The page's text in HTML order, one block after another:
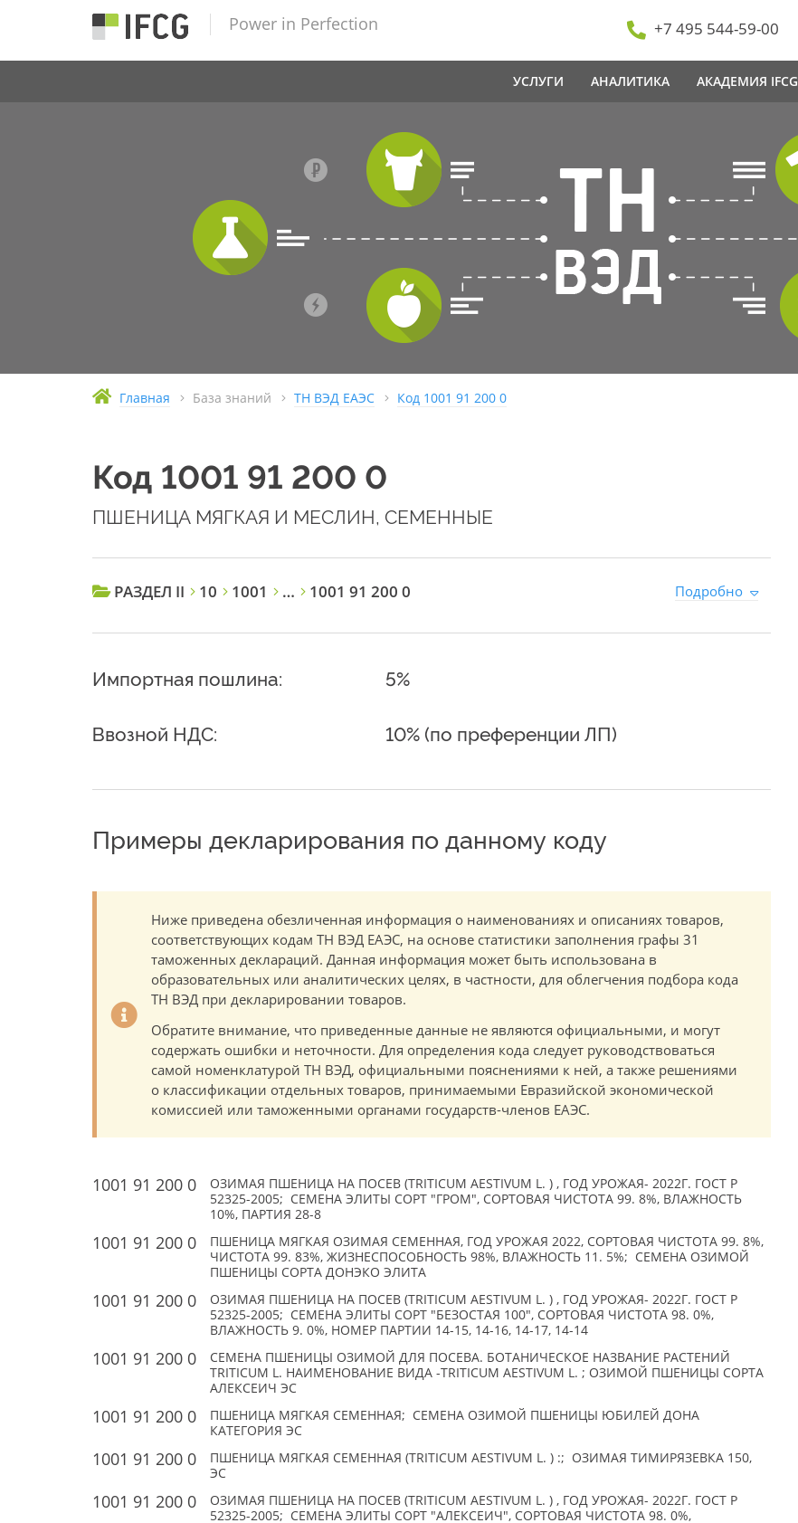
Power in Perfection +7 495 544-59-00
УСЛУГИ АНАЛИТИКА АКАДЕМИЯ IFCG
Главная База знаний ТН ВЭД ЕАЭС Код 1001 91 200 0
Код 1001 91 200 0
ПШЕНИЦА МЯГКАЯ И МЕСЛИН, СЕМЕННЫЕ
РАЗДЕЛ II 10 1001 … 1001 91 200 0 Подробно
Импортная пошлина: 5%
Ввозной НДС: 10% (по преференции ЛП)
Примеры декларирования по данному коду
Ниже приведена обезличенная информация о наименованиях и описаниях товаров,
соответствующих кодам ТН ВЭД ЕАЭС, на основе статистики заполнения графы 31
таможенных деклараций. Данная информация может быть использована в
образовательных или аналитических целях, в частности, для облегчения подбора кода
ТН ВЭД при декларировании товаров.
Обратите внимание, что приведенные данные не являются официальными, и могут
содержать ошибки и неточности. Для определения кода следует руководствоваться
самой номенклатурой ТН ВЭД, официальными пояснениями к ней, а также решениями
о классификации отдельных товаров, принимаемыми Евразийской экономической
комиссией или таможенными органами государств-членов ЕАЭС.
1001 91 200 0
ОЗИМАЯ ПШЕНИЦА НА ПОСЕВ (TRITICUM AESTIVUM L. ) , ГОД УРОЖАЯ- 2022Г. ГОСТ Р
52325-2005; СЕМЕНА ЭЛИТЫ СОРТ "ГРОМ", СОРТОВАЯ ЧИСТОТА 99. 8%, ВЛАЖНОСТЬ
10%, ПАРТИЯ 28-8
1001 91 200 0
ПШЕНИЦА МЯГКАЯ ОЗИМАЯ СЕМЕННАЯ, ГОД УРОЖАЯ 2022, СОРТОВАЯ ЧИСТОТА 99. 8%,
ЧИСТОТА 99. 83%, ЖИЗНЕСПОСОБНОСТЬ 98%, ВЛАЖНОСТЬ 11. 5%; СЕМЕНА ОЗИМОЙ
ПШЕНИЦЫ СОРТА ДОНЭКО ЭЛИТА
1001 91 200 0
ОЗИМАЯ ПШЕНИЦА НА ПОСЕВ (TRITICUM AESTIVUM L. ) , ГОД УРОЖАЯ- 2022Г. ГОСТ Р
52325-2005; СЕМЕНА ЭЛИТЫ СОРТ "БЕЗОСТАЯ 100", СОРТОВАЯ ЧИСТОТА 98. 0%,
ВЛАЖНОСТЬ 9. 0%, НОМЕР ПАРТИИ 14-15, 14-16, 14-17, 14-14
1001 91 200 0
СЕМЕНА ПШЕНИЦЫ ОЗИМОЙ ДЛЯ ПОСЕВА. БОТАНИЧЕСКОЕ НАЗВАНИЕ РАСТЕНИЙ
TRITICUM L. НАИМЕНОВАНИЕ ВИДА -TRITICUM AESTIVUM L. ; ОЗИМОЙ ПШЕНИЦЫ СОРТА
АЛЕКСЕИЧ ЭС
1001 91 200 0
ПШЕНИЦА МЯГКАЯ СЕМЕННАЯ; СЕМЕНА ОЗИМОЙ ПШЕНИЦЫ ЮБИЛЕЙ ДОНА
КАТЕГОРИЯ ЭС
1001 91 200 0
ПШЕНИЦА МЯГКАЯ СЕМЕННАЯ (TRITICUM AESTIVUM L. ) :; ОЗИМАЯ ТИМИРЯЗЕВКА 150,
ЭС
1001 91 200 0
ОЗИМАЯ ПШЕНИЦА НА ПОСЕВ (TRITICUM AESTIVUM L. ) , ГОД УРОЖАЯ- 2022Г. ГОСТ Р
52325-2005; СЕМЕНА ЭЛИТЫ СОРТ "АЛЕКСЕИЧ", СОРТОВАЯ ЧИСТОТА 98. 0%,